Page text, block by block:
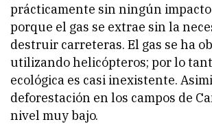
prácticamente sin ningún
porque el gas se extrae sin la
destruir carreteras. El gas se ha
utilizando helicópteros; por lo
ecológica es casi inexistente.
deforestación en los campos de
nivel muy bajo.